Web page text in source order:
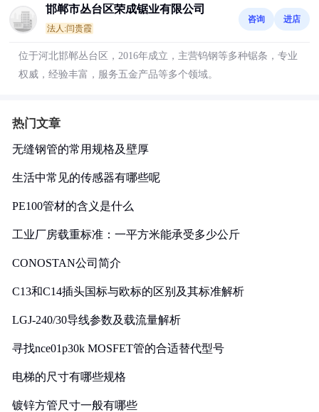
邯郸市丛台区荣成锯业有限公司
法人:闫贵霞
咨询 进店
位于河北邯郸丛台区，2016年成立，主营钨钢等多种锯条，专业
权威，经验丰富，服务五金产品等多个领域。
热门文章
无缝钢管的常用规格及壁厚
生活中常见的传感器有哪些呢
PE100管材的含义是什么
工业厂房载重标准：一平方米能承受多少公斤
CONOSTAN公司简介
C13和C14插头国标与欧标的区别及其标准解析
LGJ-240/30导线参数及载流量解析
寻找nce01p30k MOSFET管的合适替代型号
电梯的尺寸有哪些规格
镀锌方管尺寸一般有哪些